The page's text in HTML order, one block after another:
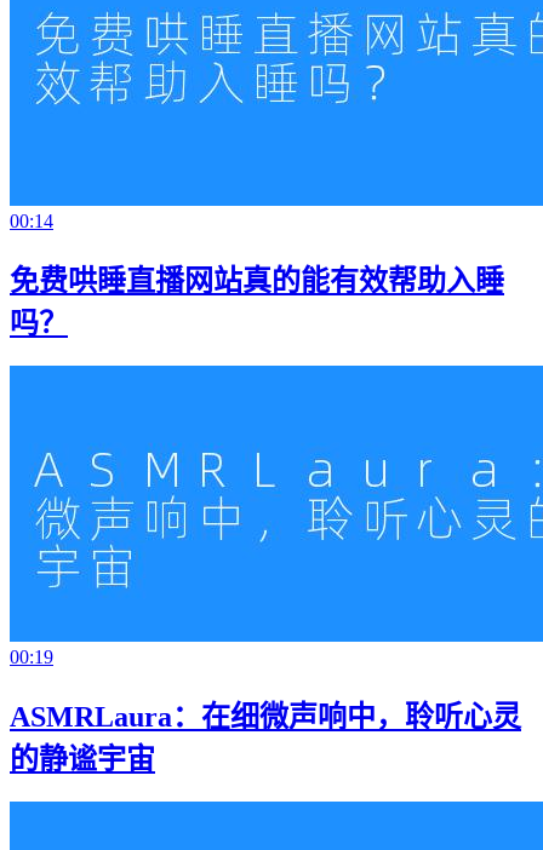
00:14
免费哄睡直播网站真的能有效帮助入睡
吗？
00:19
ASMRLaura：在细微声响中，聆听心灵
的静谧宇宙